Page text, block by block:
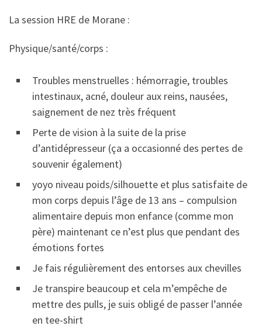
La session HRE de Morane :
Physique/santé/corps :
Troubles menstruelles : hémorragie, troubles
intestinaux, acné, douleur aux reins, nausées,
saignement de nez très fréquent
Perte de vision à la suite de la prise
d’antidépresseur (ça a occasionné des pertes de
souvenir également)
yoyo niveau poids/silhouette et plus satisfaite de
mon corps depuis l’âge de 13 ans – compulsion
alimentaire depuis mon enfance (comme mon
père) maintenant ce n’est plus que pendant des
émotions fortes
Je fais régulièrement des entorses aux chevilles
Je transpire beaucoup et cela m’empêche de
mettre des pulls, je suis obligé de passer l’année
en tee-shirt